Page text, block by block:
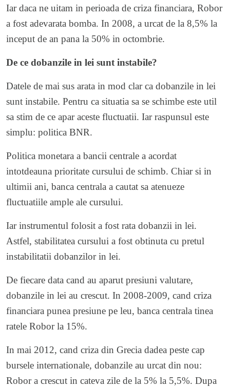
Iar daca ne uitam in perioada de criza financiara, Robor
a fost adevarata bomba. In 2008, a urcat de la 8,5% la
inceput de an pana la 50% in octombrie.
De ce dobanzile in lei sunt instabile?
Datele de mai sus arata in mod clar ca dobanzile in lei
sunt instabile. Pentru ca situatia sa se schimbe este util
sa stim de ce apar aceste fluctuatii. Iar raspunsul este
simplu: politica BNR.
Politica monetara a bancii centrale a acordat
intotdeauna prioritate cursului de schimb. Chiar si in
ultimii ani, banca centrala a cautat sa atenueze
fluctuatiile ample ale cursului.
Iar instrumentul folosit a fost rata dobanzii in lei.
Astfel, stabilitatea cursului a fost obtinuta cu pretul
instabilitatii dobanzilor in lei.
De fiecare data cand au aparut presiuni valutare,
dobanzile in lei au crescut. In 2008-2009, cand criza
financiara punea presiune pe leu, banca centrala tinea
ratele Robor la 15%.
In mai 2012, cand criza din Grecia dadea peste cap
bursele internationale, dobanzile au urcat din nou:
Robor a crescut in cateva zile de la 5% la 5,5%. Dupa